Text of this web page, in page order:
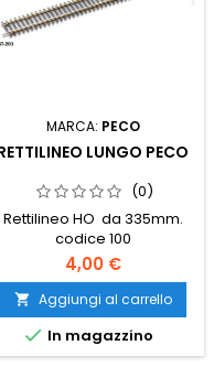
MARCA: PECO
LUNGO PECO
(0)
Rettilineo HO da 335mm.
codice 100
4,00 €
 Aggiungi al carrello
 In magazzino